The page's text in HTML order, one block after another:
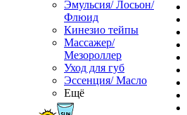
Эмульсия/ Лосьон/
Флюид
Кинезио тейпы
Массажер/
Мезороллер
Уход для губ
Эссенция/ Масло
Ещё